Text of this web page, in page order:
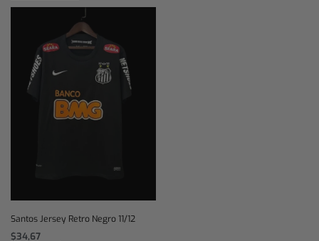
Santos Jersey Retro Negro 11/12
$34,67